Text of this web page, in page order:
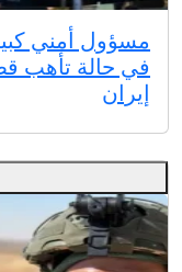
مسؤول أمني
في حالة تأهب
إيران